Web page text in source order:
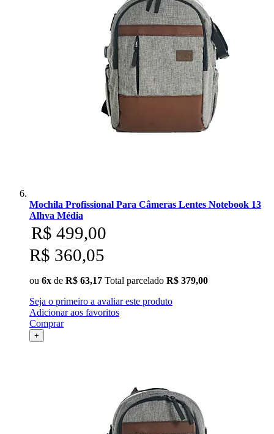
Mochila Profissional Para Câmeras Lentes Notebook 13
Alhva Média
R$ 499,00
R$ 360,05
ou 6x de R$ 63,17 Total parcelado R$ 379,00
Seja o primeiro a avaliar este produto
Adicionar aos favoritos
Comprar
+